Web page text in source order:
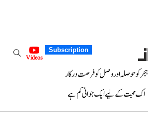
Subscription
Videos
ہجر کو حوصلہ اور وصل کو فرصت درکار
اک محبت کے لیے ایک جوانی کم ہے